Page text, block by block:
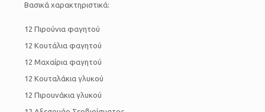
Βασικά χαρακτηριστικά:
12 Πιρούνια φαγητού
12 Κουτάλια φαγητού
12 Μαχαίρια φαγητού
12 Κουταλάκια γλυκού
12 Πιρουνάκια γλυκού